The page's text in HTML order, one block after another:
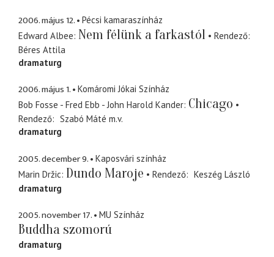
2006. május 12.
Pécsi kamaraszínház
Edward Albee Nem félünk a farkastól
Rendező
Béres Attila
dramaturg
2006. május 1.
Komáromi Jókai Színház
Bob Fosse - Fred Ebb - John Harold Kander Chicago
Rendező Szabó Máté m.v.
dramaturg
2005. december 9.
Kaposvári színház
Marin Držic Dundo Maroje Rendező
Keszég László
dramaturg
2005. november 17. MU Színház
Buddha szomorú
dramaturg